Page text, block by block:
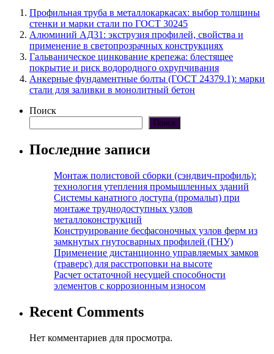
Профильная труба в металлокаркасах: выбор толщины
стенки и марки стали по ГОСТ 30245
Алюминий АД31: экструзия профилей, свойства и
применение в светопрозрачных конструкциях
Гальваническое цинкование крепежа: блестящее
покрытие и риск водородного охрупчивания
Анкерные фундаментные болты (ГОСТ 24379.1): марки
стали для заливки в монолитный бетон
Поиск
Поиск
Последние записи
Монтаж полистовой сборки (сэндвич-профиль):
технология утепления промышленных зданий
Системы канатного доступа (промальп) при
монтаже труднодоступных узлов
металлоконструкций
Конструирование бесфасоночных узлов ферм из
замкнутых гнутосварных профилей (ГНУ)
Применение дистанционно управляемых замков
(траверс) для расстроповки на высоте
Расчет остаточной несущей способности
элементов с коррозионным износом
Recent Comments
Нет комментариев для просмотра.